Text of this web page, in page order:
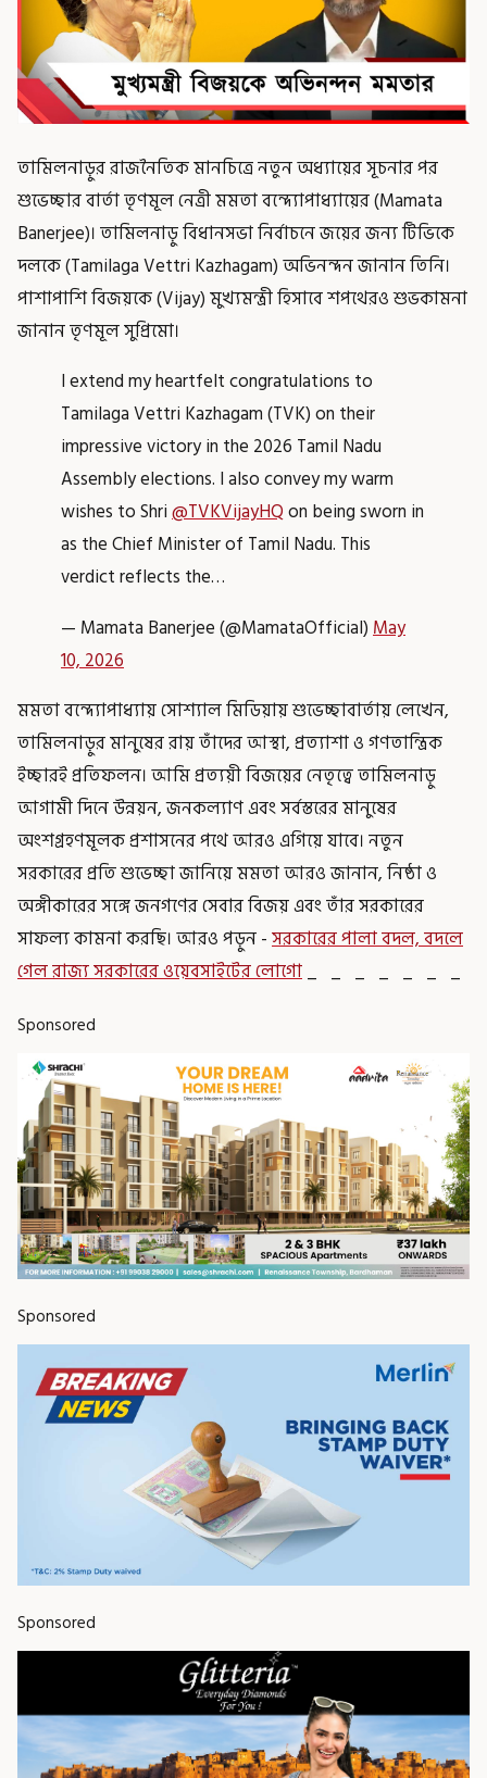
তামিলনাড়ুর রাজনৈতিক মানচিত্রে নতুন অধ্যায়ের সূচনার পর
শুভেচ্ছার বার্তা তৃণমূল নেত্রী মমতা বন্দ্যোপাধ্যায়ের (Mamata
Banerjee)। তামিলনাড়ু বিধানসভা নির্বাচনে জয়ের জন্য টিভিকে
দলকে (Tamilaga Vettri Kazhagam) অভিনন্দন জানান তিনি।
পাশাপাশি বিজয়কে (Vijay) মুখ্যমন্ত্রী হিসাবে শপথেরও শুভকামনা
জানান তৃণমূল সুপ্রিমো।
I extend my heartfelt congratulations to
Tamilaga Vettri Kazhagam (TVK) on their
impressive victory in the 2026 Tamil Nadu
Assembly elections. I also convey my warm
wishes to Shri@TVKVijayHQon being sworn in
as the Chief Minister of Tamil Nadu. This
verdict reflects the…
— Mamata Banerjee (@MamataOfficial)May
10, 2026
মমতা বন্দ্যোপাধ্যায় সোশ্যাল মিডিয়ায় শুভেচ্ছাবার্তায় লেখেন,
তামিলনাড়ুর মানুষের রায় তাঁদের আস্থা, প্রত্যাশা ও গণতান্ত্রিক
ইচ্ছারই প্রতিফলন। আমি প্রত্যয়ী বিজয়ের নেতৃত্বে তামিলনাড়ু
আগামী দিনে উন্নয়ন, জনকল্যাণ এবং সর্বস্তরের মানুষের
অংশগ্রহণমূলক প্রশাসনের পথে আরও এগিয়ে যাবে। নতুন
সরকারের প্রতি শুভেচ্ছা জানিয়ে মমতা আরও জানান, নিষ্ঠা ও
অঙ্গীকারের সঙ্গে জনগণের সেবার বিজয় এবং তাঁর সরকারের
সাফল্য কামনা করছি। আরও পড়ুন -সরকারের পালা বদল, বদলে
গেল রাজ্য সরকারের ওয়েবসাইটের লোগো_ _ _ _ _ _ _
Sponsored
Sponsored
Sponsored